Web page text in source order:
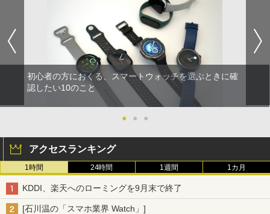
初心者の方におくる、スマートウォッチを選ぶときに確
認したい10のこと
● ● ●
アクセスランキング
1時間 24時間 1週間 1カ月
KDDI、楽天へのローミングを9月末で終了
[石川温の「スマホ業界 Watch」]